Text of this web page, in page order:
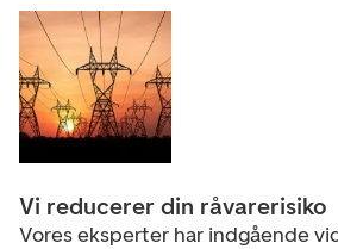
Vi reducerer din råvarerisiko
Vores eksperter har indgående